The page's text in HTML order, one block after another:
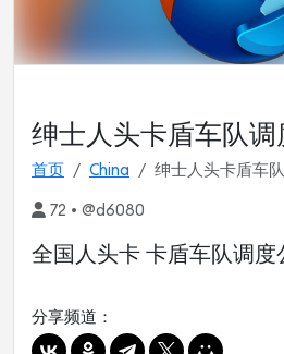
绅士人头卡盾车队调
首页 China 绅士人头卡盾车
72 • @d6080
全国人头卡 卡盾车队调度
分享频道：